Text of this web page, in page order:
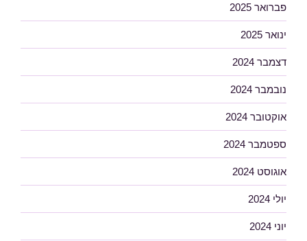
פברואר 2025
ינואר 2025
דצמבר 2024
נובמבר 2024
אוקטובר 2024
ספטמבר 2024
אוגוסט 2024
יולי 2024
יוני 2024